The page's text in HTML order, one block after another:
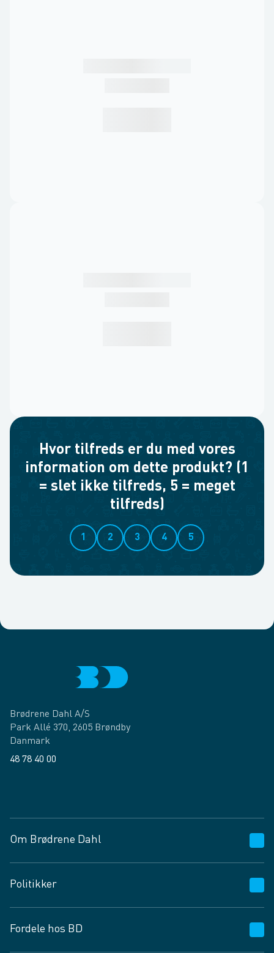
Hvor tilfreds er du med vores
information om dette produkt? (1
= slet ikke tilfreds, 5 = meget
tilfreds)
1 2 3 4 5
Brødrene Dahl A/S
Park Allé 370, 2605 Brøndby
Danmark
48 78 40 00
Om Brødrene Dahl
Vagttelefon 30 10 89 89
Spørgsmål og svar
Job og karriere
Politikker
Privatlivspolitik
Fordele hos BD